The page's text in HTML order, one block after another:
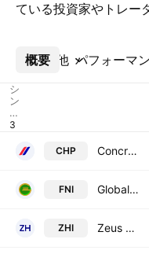
ている投資家やトレー
概要 パフォーマ
その他
シ
ン
ボ
ル
CHP Concreat Holdings Philippines, Inc.
FNI Global Ferronickel Holdings, Inc.
ZHI Zeus Holdings Inc.